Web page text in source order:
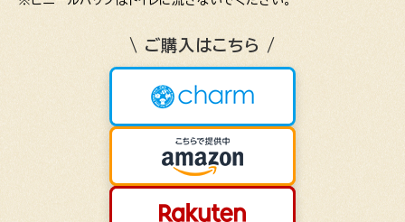
\ ご購入はこちら /